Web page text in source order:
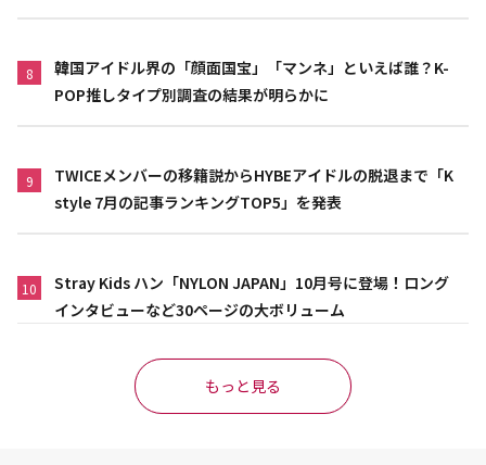
8
韓国アイドル界の「顔面国宝」「マンネ」といえば誰？K-
POP推しタイプ別調査の結果が明らかに
9
TWICEメンバーの移籍説からHYBEアイドルの脱退まで「K
style 7月の記事ランキングTOP5」を発表
10
Stray Kids ハン「NYLON JAPAN」10月号に登場！ロング
インタビューなど30ページの大ボリューム
もっと見る